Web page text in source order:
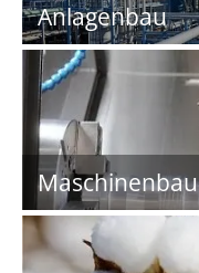
Anlagenbau
Maschinenbau